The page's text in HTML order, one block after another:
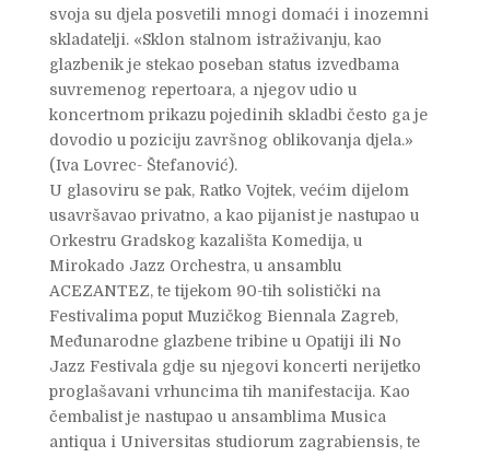
svoja su djela posvetili mnogi domaći i inozemni
skladatelji. «Sklon stalnom istraživanju, kao
glazbenik je stekao poseban status izvedbama
suvremenog repertoara, a njegov udio u
koncertnom prikazu pojedinih skladbi često ga je
dovodio u poziciju završnog oblikovanja djela.»
(Iva Lovrec- Štefanović).
U glasoviru se pak, Ratko Vojtek, većim dijelom
usavršavao privatno, a kao pijanist je nastupao u
Orkestru Gradskog kazališta Komedija, u
Mirokado Jazz Orchestra, u ansamblu
ACEZANTEZ, te tijekom 90-tih solistički na
Festivalima poput Muzičkog Biennala Zagreb,
Međunarodne glazbene tribine u Opatiji ili No
Jazz Festivala gdje su njegovi koncerti nerijetko
proglašavani vrhuncima tih manifestacija. Kao
čembalist je nastupao u ansamblima Musica
antiqua i Universitas studiorum zagrabiensis, te